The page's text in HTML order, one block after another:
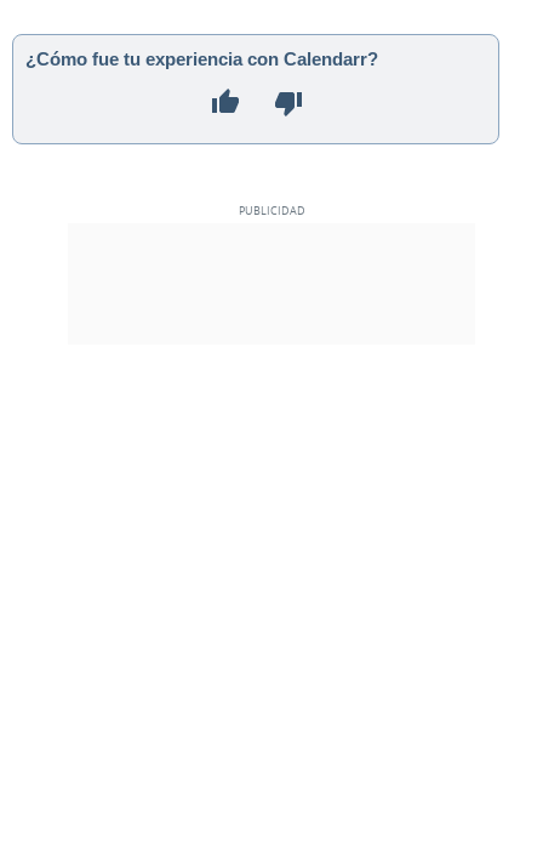
¿Cómo fue tu experiencia con Calendarr?